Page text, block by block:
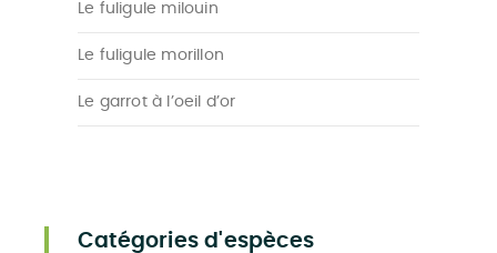
Le fuligule milouin
Le fuligule morillon
Le garrot à l’oeil d’or
Catégories d'espèces